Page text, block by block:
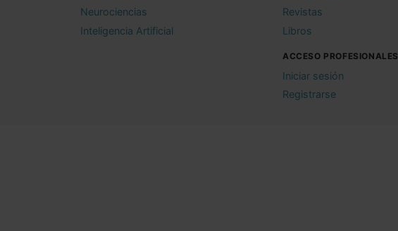
Neurociencias
Inteligencia Artificial
Revistas
Libros
ACCESO PROFESIONALES
Iniciar sesión
Registrarse